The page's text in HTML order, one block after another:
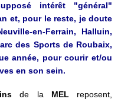
intérêt "général"
et, pour le reste, je doute
en-Ferrain, Halluin,
des Sports de Roubaix,
année, pour courir et/ou
en son sein.
de la MEL reposent,